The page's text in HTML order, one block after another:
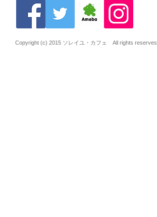
Copyright (c) 2015 ソレイユ・カフェ All rights reserves.